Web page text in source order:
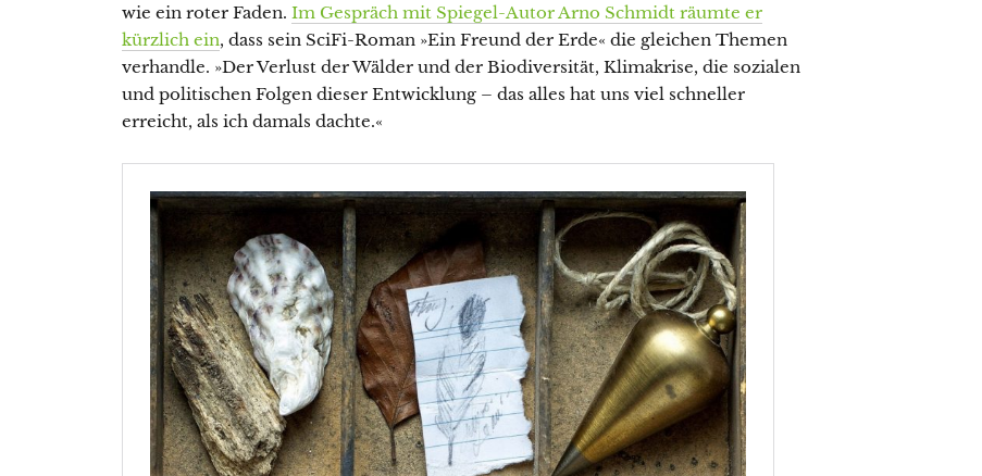
wie ein roter Faden. Im Gespräch mit Spiegel-Autor Arno Schmidt räumte er
kürzlich ein, dass sein SciFi-Roman »Ein Freund der Erde« die gleichen Themen
verhandle. »Der Verlust der Wälder und der Biodiversität, Klimakrise, die sozialen
und politischen Folgen dieser Entwicklung – das alles hat uns viel schneller
erreicht, als ich damals dachte.«